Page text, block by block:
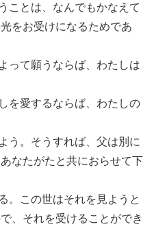
ことは、なんでもかなえて
をお受けになるためであ
って願うならば、わたしは
を愛するならば、わたしの
う。そうすれば、父は別に
なたがたと共におらせて下
。この世はそれを見ようと
、それを受けることができ